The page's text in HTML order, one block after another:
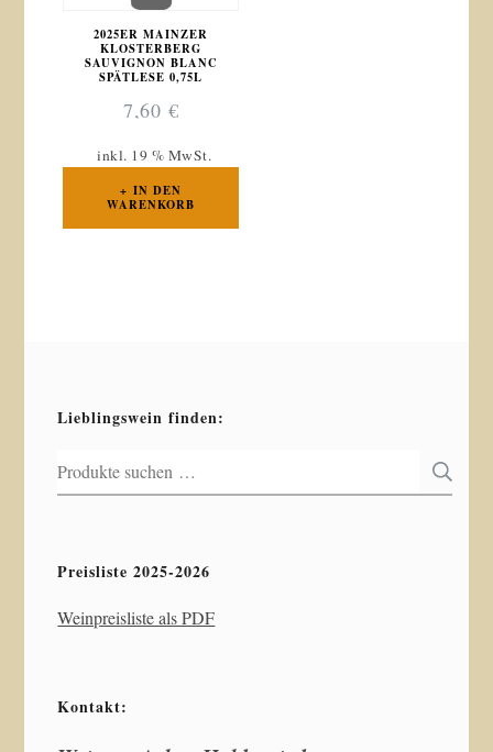
2025ER MAINZER
KLOSTERBERG
SAUVIGNON BLANC
SPÄTLESE 0,75L
7,60 €
inkl. 19 % MwSt.
IN DEN
WARENKORB
Lieblingswein finden:
Suchen
nach:
Preisliste 2025-2026
Weinpreisliste als PDF
Kontakt: